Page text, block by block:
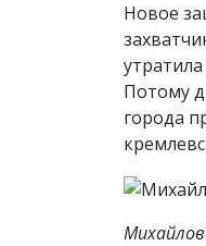
Новое
Потому
города